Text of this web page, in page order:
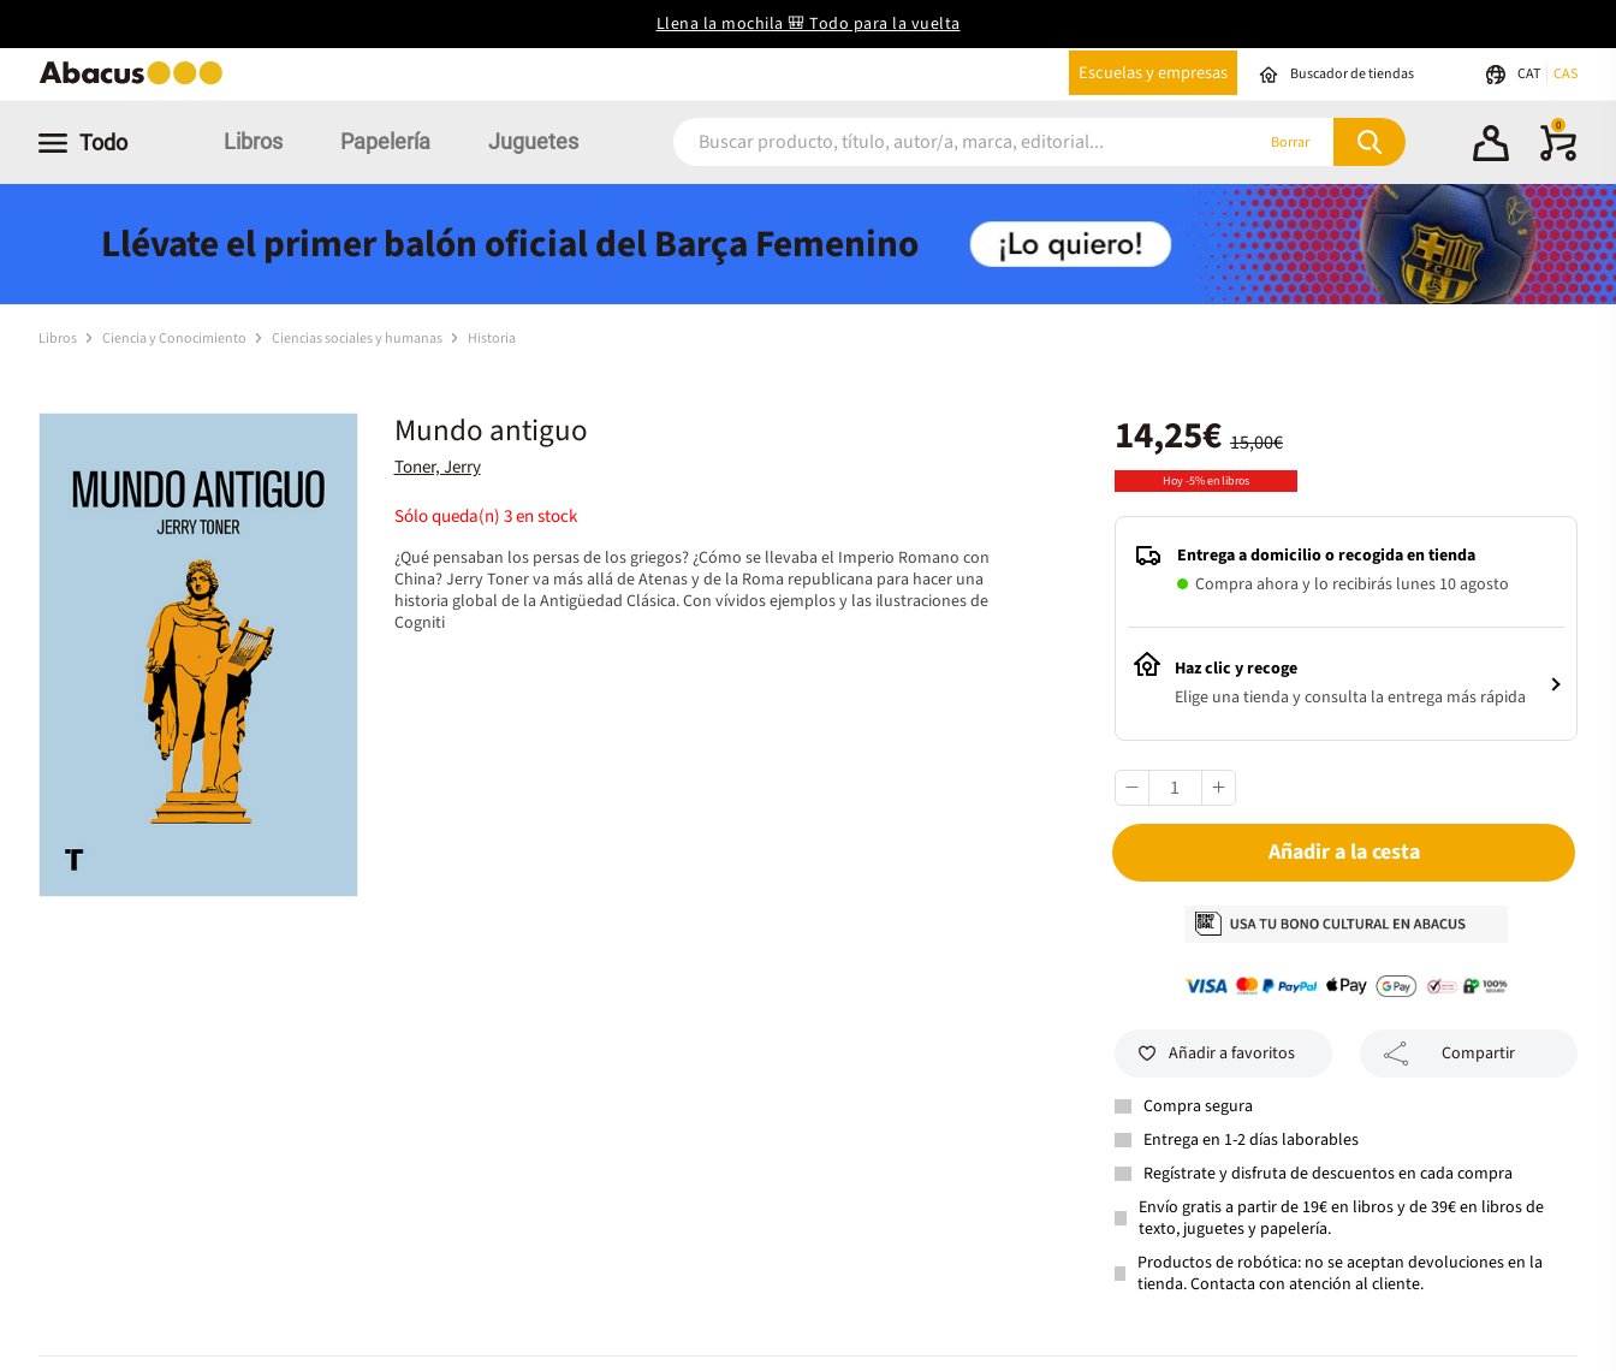
Llena la mochila 🎒 Todo para la vuelta
Escuelas y empresas Buscador de tiendas CAT CAS
Todo Libros Papelería Juguetes Borrar
0
Llévate el primer balón oficial del Barça Femenino
Libros Ciencia y Conocimiento Ciencias sociales y humanas Historia
Mundo antiguo
Toner, Jerry
Sólo queda(n)3en stock
¿Qué pensaban los persas de los griegos? ¿Cómo se llevaba el Imperio Romano con
China? Jerry Toner va más allá de Atenas y de la Roma republicana para hacer una
historia global de la Antigüedad Clásica. Con vívidos ejemplos y las ilustraciones de
Cogniti
15,00€
14,25€
Hoy -5% en libros
Entrega a domicilio o recogida en tienda
Compra ahora y lo recibirás lunes 10 agosto
Haz clic y recoge
Elige una tienda y consulta la entrega más rápida
Añadir a la cesta
Añadir a favoritos Compartir
Compra segura
Entrega en 1-2 días laborables
Regístrate y disfruta de descuentos en cada compra
Envío gratis a partir de 19€ en libros y de 39€ en libros de
texto, juguetes y papelería.
Productos de robótica: no se aceptan devoluciones en la
tienda. Contacta con atención al cliente.